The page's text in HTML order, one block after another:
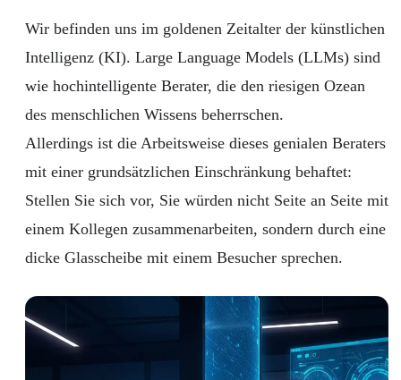
Wir befinden uns im goldenen Zeitalter der künstlichen
Intelligenz (KI). Large Language Models (LLMs) sind
wie hochintelligente Berater, die den riesigen Ozean
des menschlichen Wissens beherrschen.
Allerdings ist die Arbeitsweise dieses genialen Beraters
mit einer grundsätzlichen Einschränkung behaftet:
Stellen Sie sich vor, Sie würden nicht Seite an Seite mit
einem Kollegen zusammenarbeiten, sondern durch eine
dicke Glasscheibe mit einem Besucher sprechen.